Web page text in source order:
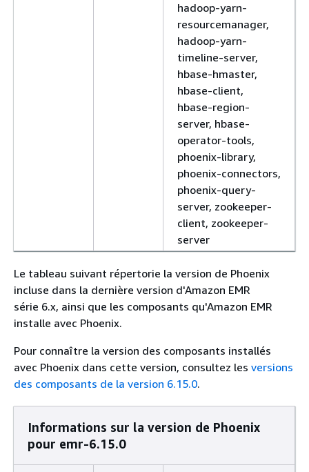
hadoop-yarn-
resourcemanager,
hadoop-yarn-
timeline-server,
hbase-hmaster,
hbase-client,
hbase-region-
server, hbase-
operator-tools,
phoenix-library,
phoenix-connectors,
phoenix-query-
server, zookeeper-
client, zookeeper-
server
Le tableau suivant répertorie la version de Phoenix
incluse dans la dernière version d'Amazon EMR
série 6.x, ainsi que les composants qu'Amazon EMR
installe avec Phoenix.
Pour connaître la version des composants installés
avec Phoenix dans cette version, consultez les versions
des composants de la version 6.15.0.
Informations sur la version de Phoenix
pour emr-6.15.0